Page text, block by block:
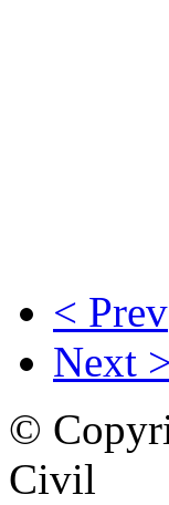
< Prev
Next
©
Civil